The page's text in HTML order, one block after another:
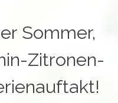
Sommer,
Zitronen-